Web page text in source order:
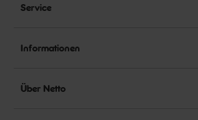
Service
Informationen
Über Netto